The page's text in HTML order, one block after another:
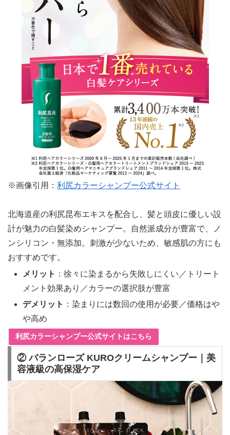
※画像引用： 利尻カラーシャンプー公式サイト
北海道産の利尻昆布エキスを配合し、髪と頭皮に優しい設
計が魅力の白髪染めシャンプー。自然派成分が豊富で、ノ
ンシリコン・無添加。刺激が少ないため、敏感肌の方にも
おすすめです。
メリット ：徐々に染まるから失敗しにくい／トリート
メント効果あり／カラーの選択肢が豊富
デメリット ：染まりには数回の使用が必要／価格はや
や高め
利尻カラーシャンプー公式サイトはこちら
② バランローズ KUROクリームシャンプー｜美
容液級の高保湿ケア